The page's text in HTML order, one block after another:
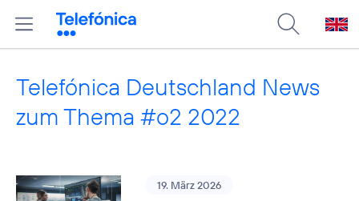
Telefónica Deutschland News
zum Thema #o2 2022
19. März 2026